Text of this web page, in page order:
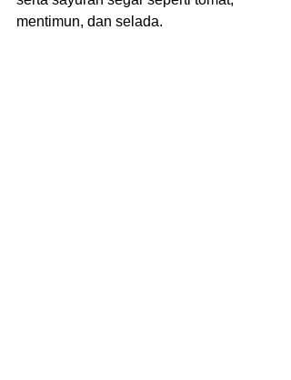
mentimun, dan selada.